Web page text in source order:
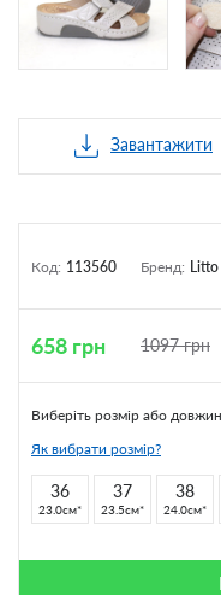
Завантажити
Код: 113560 Бренд: Litto
658 грн 1097грн
Виберіть розмір або
Як вибрати розмір?
36
23.0см
37
23.5см
38
24.0см